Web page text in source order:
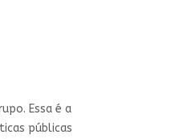
Essa é a
públicas